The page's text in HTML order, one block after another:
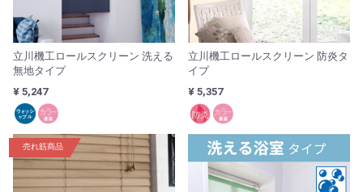
立川機工ロールスクリーン 洗える
無地タイプ
¥ 5,247
立川機工ロールスクリーン 防炎タ
イプ
¥ 5,357
売れ筋商品